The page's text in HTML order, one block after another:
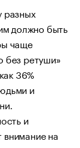
разных
должно быть
чаще
без ретуши»
36%
и
и
на